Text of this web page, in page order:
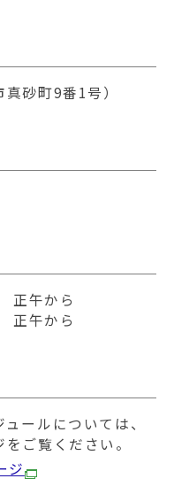
砂町9番1号）
午から
午から
ールについては、
ご覧ください。
ジ